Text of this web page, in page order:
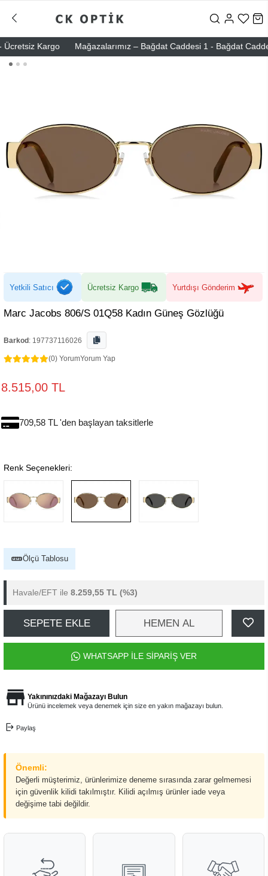
Kargo Mağazalarımız – Bağdat Caddesi 1 - Bağdat
Yetkili Satıcı Ücretsiz Kargo Yurtdışı Gönderim
Marc Jacobs 806/S 01Q58 Kadın Güneş Gözlüğü
Barkod : 197737116026
(0) YorumYorum Yap
8.515,00 TL
709,58 TL 'den başlayan taksitlerle
Renk Seçenekleri:
Ölçü Tablosu
Havale/EFT ile 8.259,55 TL (%3)
SEPETE EKLE HEMEN AL
WHATSAPP İLE SİPARİŞ VER
Yakınınızdaki Mağazayı Bulun
Ürünü incelemek veya denemek için size en yakın mağazayı bulun.
Paylaş
Önemli:
Değerli müşterimiz, ürünlerimize deneme sırasında zarar gelmemesi
için güvenlik kilidi takılmıştır. Kilidi açılmış ürünler iade veya
değişime tabi değildir.